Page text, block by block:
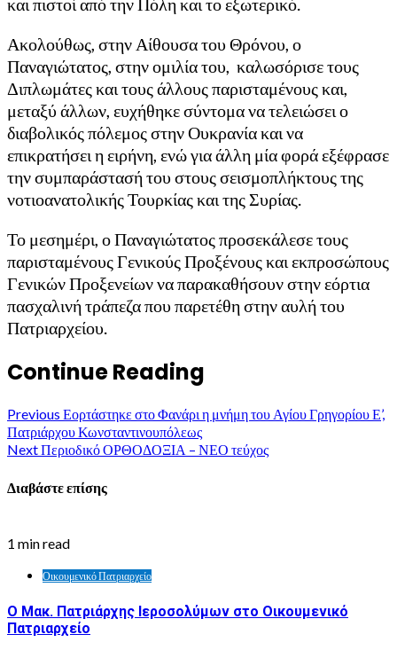
Ακολούθως, στην Αίθουσα του Θρόνου, ο
Παναγιώτατος, στην ομιλία του, καλωσόρισε τους
Διπλωμάτες και τους άλλους παρισταμένους και,
μεταξύ άλλων, ευχήθηκε σύντομα να τελειώσει ο
διαβολικός πόλεμος στην Ουκρανία και να
επικρατήσει η ειρήνη, ενώ για άλλη μία φορά εξέφρασε
την συμπαράστασή του στους σεισμοπλήκτους της
νοτιοανατολικής Τουρκίας και της Συρίας.
Το μεσημέρι, ο Παναγιώτατος προσεκάλεσε τους
παρισταμένους Γενικούς Προξένους και εκπροσώπους
Γενικών Προξενείων να παρακαθήσουν στην εόρτια
πασχαλινή τράπεζα που παρετέθη στην αυλή του
Πατριαρχείου.
Continue Reading
Previous Εορτάστηκε στο Φανάρι η μνήμη του Αγίου Γρηγορίου Ε’,
Πατριάρχου Κωνσταντινουπόλεως
NextΠεριοδικό ΟΡΘΟΔΟΞΙΑ – ΝΕΟ τεύχος
Διαβάστε επίσης
1 min read
Οικουμενικό Πατριαρχείο
Ο Μακ. Πατριάρχης Ιεροσολύμων στο Οικουμενικό
Πατριαρχείο